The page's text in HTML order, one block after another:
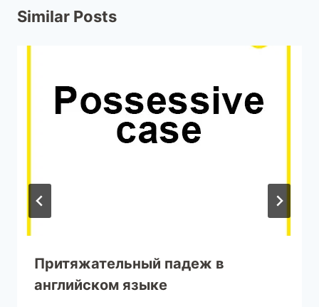
Similar Posts
Притяжательный падеж в
английском языке